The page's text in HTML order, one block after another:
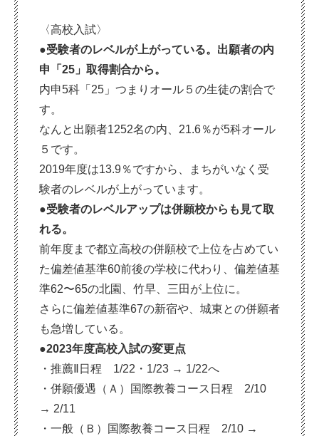
〈高校入試〉
●受験者のレベルが上がっている。出願者の内
申「25」取得割合から。
内申5科「25」つまりオール５の生徒の割合で
す。
なんと出願者1252名の内、21.6％が5科オール
５です。
2019年度は13.9％ですから、まちがいなく受
験者のレベルが上がっています。
●受験者のレベルアップは併願校からも見て取
れる。
前年度まで都立高校の併願校で上位を占めてい
た偏差値基準60前後の学校に代わり、偏差値基
準62〜65の北園、竹早、三田が上位に。
さらに偏差値基準67の新宿や、城東との併願者
も急増している。
●2023年度高校入試の変更点
・推薦Ⅱ日程 1/22・1/23 → 1/22へ
・併願優遇（Ａ）国際教養コース日程 2/10
→ 2/11
・一般（Ｂ）国際教養コース日程 2/10 →